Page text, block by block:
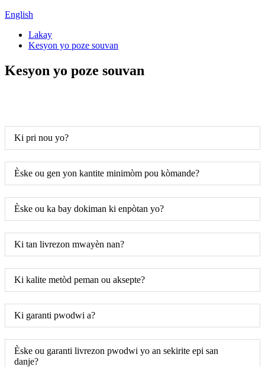
English
Lakay
Kesyon yo poze souvan
Kesyon yo poze souvan
Ki pri nou yo?
Èske ou gen yon kantite minimòm pou kòmande?
Èske ou ka bay dokiman ki enpòtan yo?
Ki tan livrezon mwayèn nan?
Ki kalite metòd peman ou aksepte?
Ki garanti pwodwi a?
Èske ou garanti livrezon pwodwi yo an sekirite epi san
danje?